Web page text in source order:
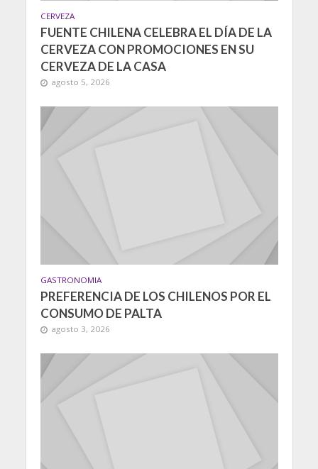
CERVEZA
FUENTE CHILENA CELEBRA EL DÍA DE LA
CERVEZA CON PROMOCIONES EN SU
CERVEZA DE LA CASA
agosto 5, 2026
GASTRONOMIA
PREFERENCIA DE LOS CHILENOS POR EL
CONSUMO DE PALTA
agosto 3, 2026